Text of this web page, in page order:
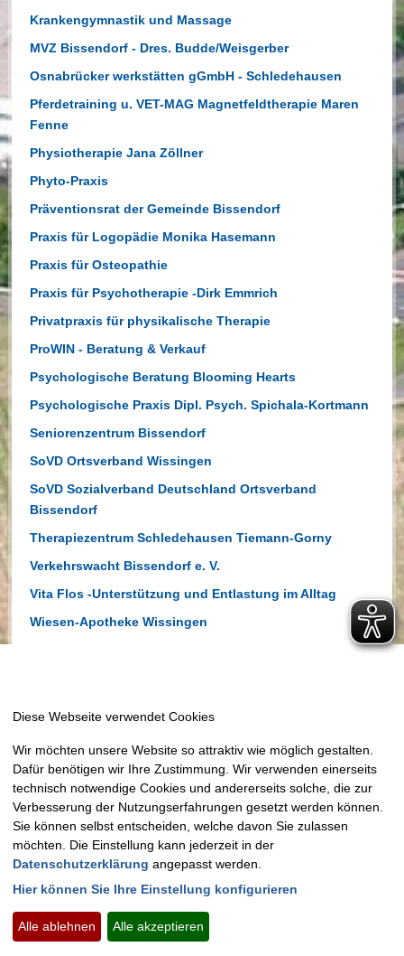
Krankengymnastik und Massage
MVZ Bissendorf - Dres. Budde/Weisgerber
Osnabrücker werkstätten gGmbH - Schledehausen
Pferdetraining u. VET-MAG Magnetfeldtherapie Maren
Fenne
Physiotherapie Jana Zöllner
Phyto-Praxis
Präventionsrat der Gemeinde Bissendorf
Praxis für Logopädie Monika Hasemann
Praxis für Osteopathie
Praxis für Psychotherapie -Dirk Emmrich
Privatpraxis für physikalische Therapie
ProWIN - Beratung & Verkauf
Psychologische Beratung Blooming Hearts
Psychologische Praxis Dipl. Psych. Spichala-Kortmann
Seniorenzentrum Bissendorf
SoVD Ortsverband Wissingen
SoVD Sozialverband Deutschland Ortsverband
Bissendorf
Therapiezentrum Schledehausen Tiemann-Gorny
Verkehrswacht Bissendorf e. V.
Vita Flos -Unterstützung und Entlastung im Alltag
Wiesen-Apotheke Wissingen
Möchten Sie vonOpenStreetMap
Ja Immer
Zurück zur Übersicht
Wir möchten unsere Website so attraktiv wie möglich gestalten.
Dafür benötigen wir Ihre Zustimmung. Wir verwenden einerseits
technisch notwendige Cookies und andererseits solche, die zur
Verbesserung der Nutzungserfahrungen gesetzt werden können.
Sie können selbst entscheiden, welche davon Sie zulassen
möchten. Die Einstellung kann jederzeit in der
Datenschutzerklärung angepasst werden.
Hier können Sie Ihre Einstellung konfigurieren
Alle ablehnen Alle akzeptieren